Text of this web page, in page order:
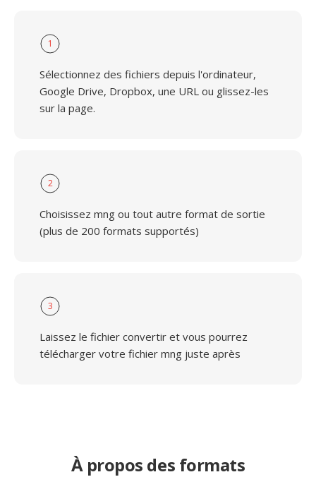
1
Sélectionnez des fichiers depuis l'ordinateur,
Google Drive, Dropbox, une URL ou glissez-les
sur la page.
2
Choisissez mng ou tout autre format de sortie
(plus de 200 formats supportés)
3
Laissez le fichier convertir et vous pourrez
télécharger votre fichier mng juste après
À propos des formats